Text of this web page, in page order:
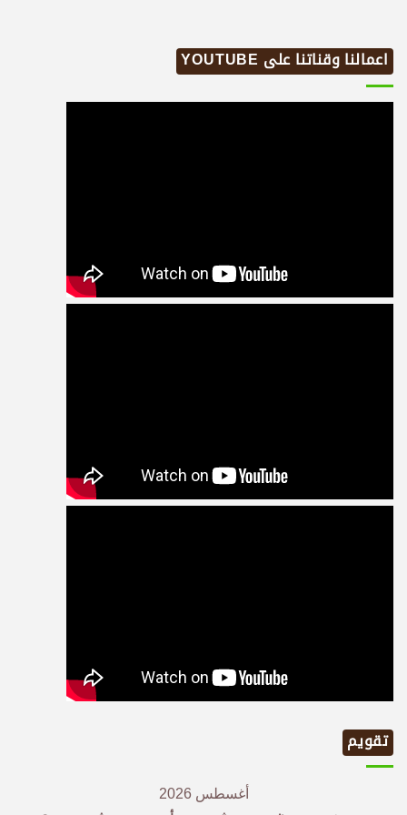
اعمالنا وقناتنا على YOUTUBE
تقويم
أغسطس 2026